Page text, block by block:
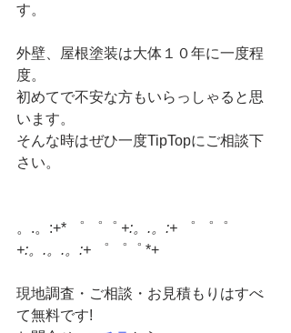
す。
外壁、屋根塗装は大体１０年に一度程
度。
初めてで不安な方もいらっしゃると思
います。
そんな時はぜひ一度TipTopにご相談下
さい。
。.。:+* ゜ ゜゜ +:。.。:+ ゜ ゜゜
+:。.。.。:+ ゜ ゜゜ *+
現地調査・ご相談・お見積もりはすべ
て無料です!